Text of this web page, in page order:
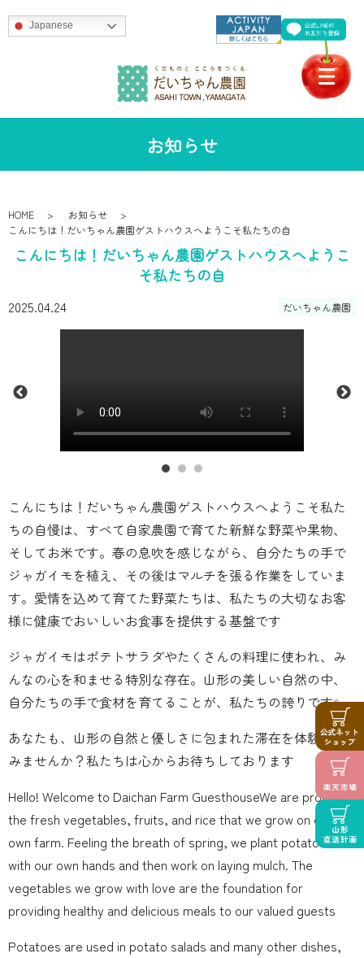
Japanese
お知らせ
HOME
お知らせ
こんにちは！だいちゃん農園ゲストハウスへようこそ私たちの自
こんにちは！だいちゃん農園ゲストハウスへようこ
そ私たちの自
2025.04.24 だいちゃん農園
こんにちは！だいちゃん農園ゲストハウスへようこそ私た
ちの自慢は、すべて自家農園で育てた新鮮な野菜や果物、
そしてお米です。春の息吹を感じながら、自分たちの手で
ジャガイモを植え、その後はマルチを張る作業をしていま
す。愛情を込めて育てた野菜たちは、私たちの大切なお客
様に健康でおいしいお食事を提供する基盤です
ジャガイモはポテトサラダやたくさんの料理に使われ、み
んなの心を和ませる特別な存在。山形の美しい自然の中、
自分たちの手で食材を育てることが、私たちの誇りです✨‍‍
あなたも、山形の自然と優しさに包まれた滞在を体験して
みませんか？私たちは心からお待ちしております
Hello! Welcome to Daichan Farm GuesthouseWe are proud of
the fresh vegetables, fruits, and rice that we grow on our
own farm. Feeling the breath of spring, we plant potatoes
with our own hands and then work on laying mulch. The
vegetables we grow with love are the foundation for
providing healthy and delicious meals to our valued guests
Potatoes are used in potato salads and many other dishes,